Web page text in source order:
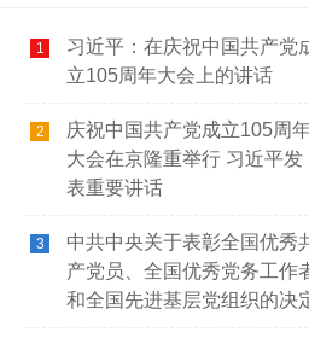
1
习近平：在庆祝中国共产党
立105周年大会上的讲话
2
庆祝中国共产党成立105周
大会在京隆重举行 习近平发
表重要讲话
3
中共中央关于表彰全国优秀
产党员、全国优秀党务工作
和全国先进基层党组织的决